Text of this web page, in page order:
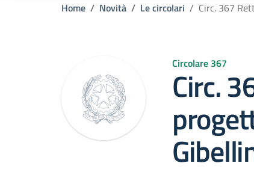
Home Novità Le circolari Circ. 367
Circolare 367
Circ.